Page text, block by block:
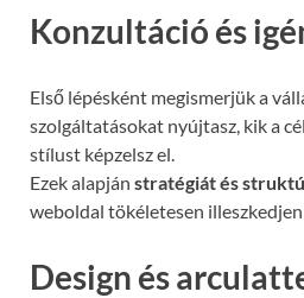
Konzultáció és
Első lépésként megismerjük a
szolgáltatásokat nyújtasz, kik a
stílust képzelsz el.
Ezek alapján stratégiát és
weboldal tökéletesen illeszkedjen
Design és